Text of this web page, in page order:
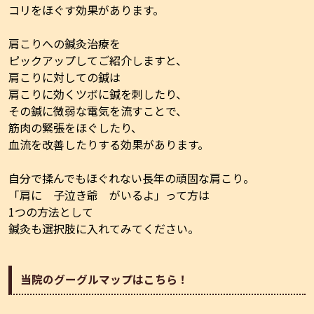
コリをほぐす効果があります。
肩こりへの鍼灸治療を
ピックアップしてご紹介しますと、
肩こりに対しての鍼は
肩こりに効くツボに鍼を刺したり、
その鍼に微弱な電気を流すことで、
筋肉の緊張をほぐしたり、
血流を改善したりする効果があります。
自分で揉んでもほぐれない長年の頑固な肩こり。
「肩に 子泣き爺 がいるよ」って方は
1つの方法として
鍼灸も選択肢に入れてみてください。
当院のグーグルマップはこちら！